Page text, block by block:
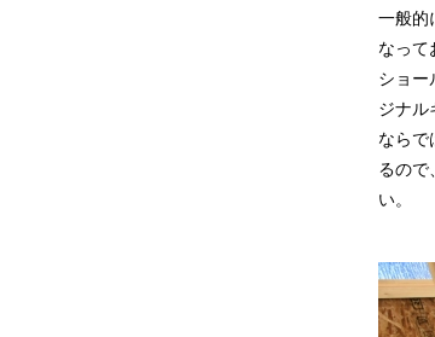
一般的
なって
ショー
ジナル
ならで
るので
い。